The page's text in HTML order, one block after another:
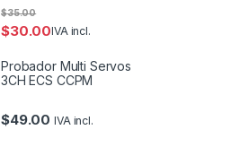
$30.00
$35.00
IVA incl.
Probador Multi Servos
3CH ECS CCPM
$49.00 IVA incl.